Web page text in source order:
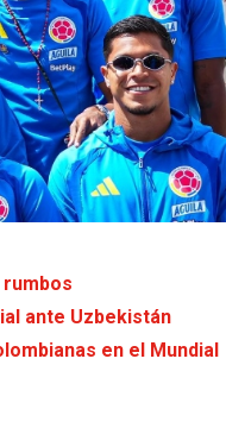
ante Uzbekistán
en el Mundial